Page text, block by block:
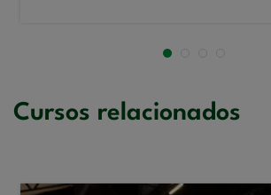
Cursos relacionados